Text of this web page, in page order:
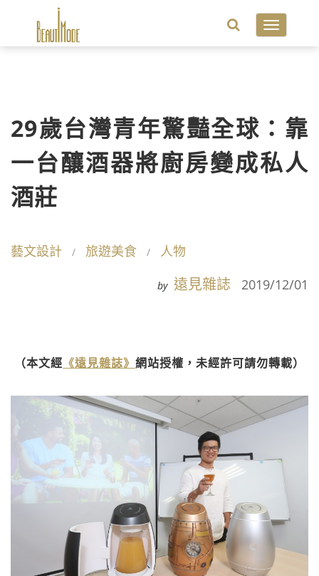
Toggle
29歲台灣青年驚豔全球：靠
一台釀酒器將廚房變成私人
酒莊
藝文設計 旅遊美食 人物
by 遠見雜誌 2019/12/01
（本文經 《遠見雜誌》 網站授權，未經許可請勿轉載）